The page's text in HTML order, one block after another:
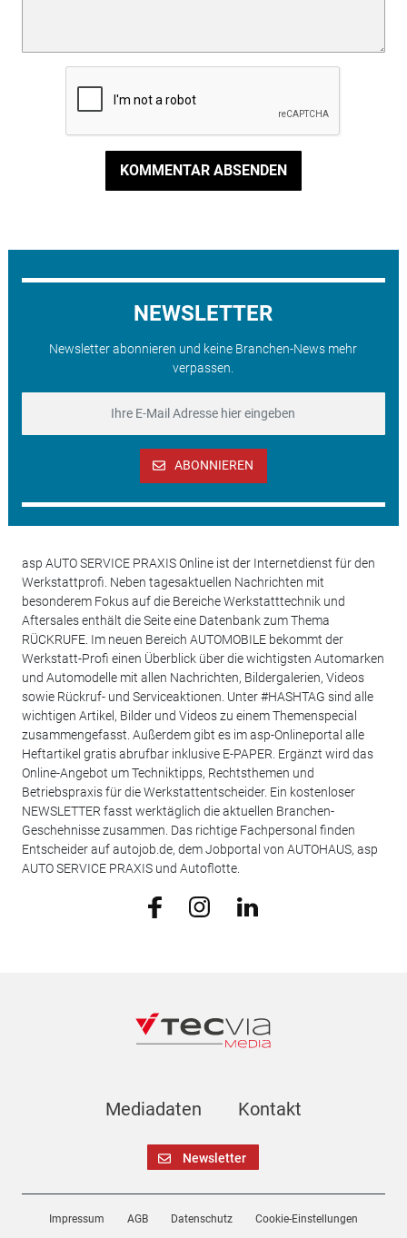
KOMMENTAR ABSENDEN
NEWSLETTER
Newsletter abonnieren und keine Branchen-News mehr
verpassen.
ABONNIEREN
asp AUTO SERVICE PRAXIS Online ist der Internetdienst für den
Werkstattprofi. Neben tagesaktuellen Nachrichten mit
besonderem Fokus auf die Bereiche Werkstatttechnik und
Aftersales enthält die Seite eine Datenbank zum Thema
RÜCKRUFE. Im neuen Bereich AUTOMOBILE bekommt der
Werkstatt-Profi einen Überblick über die wichtigsten Automarken
und Automodelle mit allen Nachrichten, Bildergalerien, Videos
sowie Rückruf- und Serviceaktionen. Unter #HASHTAG sind alle
wichtigen Artikel, Bilder und Videos zu einem Themenspecial
zusammengefasst. Außerdem gibt es im asp-Onlineportal alle
Heftartikel gratis abrufbar inklusive E-PAPER. Ergänzt wird das
Online-Angebot um Techniktipps, Rechtsthemen und
Betriebspraxis für die Werkstattentscheider. Ein kostenloser
NEWSLETTER fasst werktäglich die aktuellen Branchen-
Geschehnisse zusammen. Das richtige Fachpersonal finden
Entscheider auf autojob.de, dem Jobportal von AUTOHAUS, asp
AUTO SERVICE PRAXIS und Autoflotte.
Mediadaten Kontakt
Newsletter
Impressum AGB Datenschutz Cookie-Einstellungen